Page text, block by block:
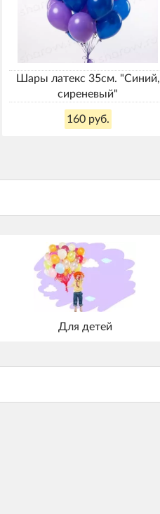
Шары латекс 35см. "Синий,
сиреневый"
160 руб.
Для детей